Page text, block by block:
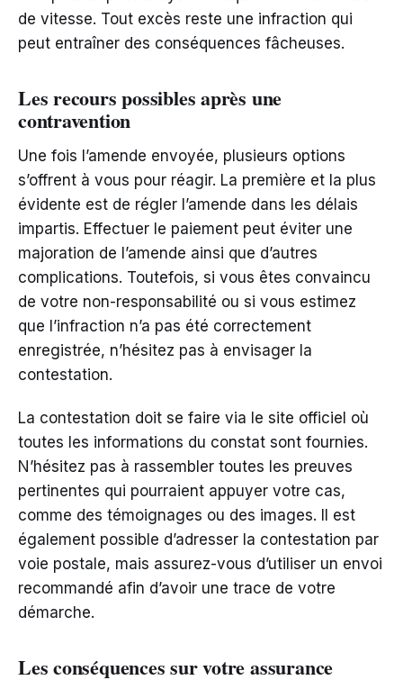
de vitesse. Tout excès reste une infraction qui
peut entraîner des conséquences fâcheuses.
Les recours possibles après une
contravention
Une fois l’amende envoyée, plusieurs options
s’offrent à vous pour réagir. La première et la plus
évidente est de régler l’amende dans les délais
impartis. Effectuer le paiement peut éviter une
majoration de l’amende ainsi que d’autres
complications. Toutefois, si vous êtes convaincu
de votre non-responsabilité ou si vous estimez
que l’infraction n’a pas été correctement
enregistrée, n’hésitez pas à envisager la
contestation.
La contestation doit se faire via le site officiel où
toutes les informations du constat sont fournies.
N’hésitez pas à rassembler toutes les preuves
pertinentes qui pourraient appuyer votre cas,
comme des témoignages ou des images. Il est
également possible d’adresser la contestation par
voie postale, mais assurez-vous d’utiliser un envoi
recommandé afin d’avoir une trace de votre
démarche.
Les conséquences sur votre assurance